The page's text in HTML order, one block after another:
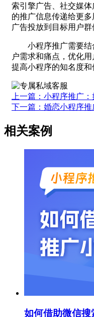
索引擎广告、社交媒
的推广信息传递给更
广告投放到目标用户
小程序推广需要结
户需求和痛点，优化
提高小程序的知名度和
上一篇：小程序推广
下一篇：婚恋小程序
相关案例
如何借助微信搜